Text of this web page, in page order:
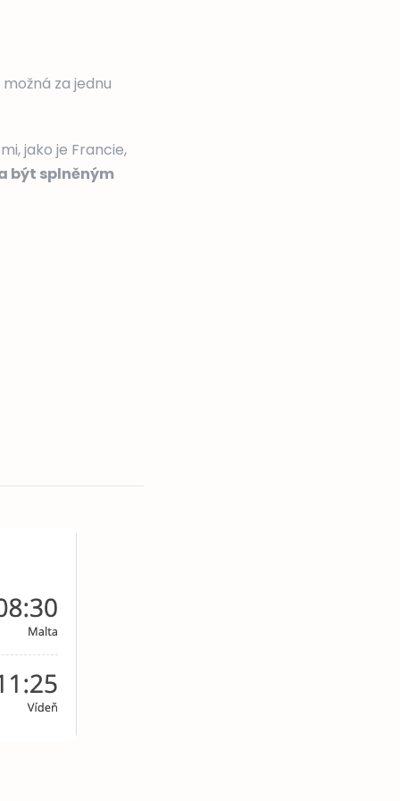
za jednu
jako je Francie,
být splněným